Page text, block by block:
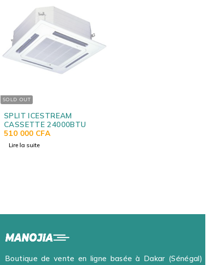
SOLD OUT
SPLIT ICESTREAM
CASSETTE 24000BTU
510 000 CFA
Lire la suite
Boutique de vente en ligne basée à Dakar (Sénégal) et